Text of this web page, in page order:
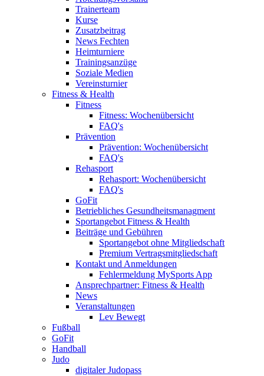
Trainerteam
Kurse
Zusatzbeitrag
News Fechten
Heimturniere
Trainingsanzüge
Soziale Medien
Vereinsturnier
Fitness & Health
Fitness
Fitness: Wochenübersicht
FAQ's
Prävention
Prävention: Wochenübersicht
FAQ's
Rehasport
Rehasport: Wochenübersicht
FAQ's
GoFit
Betriebliches Gesundheitsmanagment
Sportangebot Fitness & Health
Beiträge und Gebühren
Sportangebot ohne Mitgliedschaft
Premium Vertragsmitgliedschaft
Kontakt und Anmeldungen
Fehlermeldung MySports App
Ansprechpartner: Fitness & Health
News
Veranstaltungen
Lev Bewegt
Fußball
GoFit
Handball
Judo
digitaler Judopass